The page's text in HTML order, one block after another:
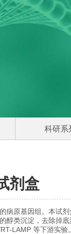
科研系
剂盒
病原基因组。本试
醇类沉淀，去除掉
LAMP 等下游实验。